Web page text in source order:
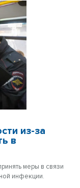
из-за
в
меры в связи
инфекции.